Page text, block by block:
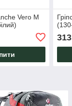
Vero M
313